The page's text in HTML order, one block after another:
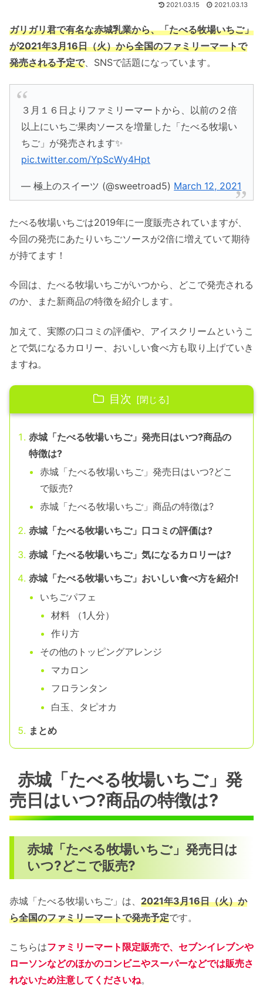
2021.03.15 2021.03.13
ガリガリ君で有名な赤城乳業から、「たべる牧場いちご」
が2021年3月16日（火）から全国のファミリーマートで
発売される予定で、SNSで話題になっています。
３月１６日よりファミリーマートから、以前の２倍
以上にいちご果肉ソースを増量した「たべる牧場い
ちご」が発売されます✨
pic.twitter.com/YpScWy4Hpt
— 極上のスイーツ (@sweetroad5) March 12, 2021
たべる牧場いちごは2019年に一度販売されていますが、
今回の発売にあたりいちごソースが2倍に増えていて期待
が持てます！
今回は、たべる牧場いちごがいつから、どこで発売される
のか、また新商品の特徴を紹介します。
加えて、実際の口コミの評価や、アイスクリームというこ
とで気になるカロリー、おいしい食べ方も取り上げていき
ますね。
目次
赤城「たべる牧場いちご」発売日はいつ?商品の
特徴は?
赤城「たべる牧場いちご」発売日はいつ?どこ
で販売?
赤城「たべる牧場いちご」商品の特徴は?
赤城「たべる牧場いちご」口コミの評価は?
赤城「たべる牧場いちご」気になるカロリーは?
赤城「たべる牧場いちご」おいしい食べ方を紹介!
いちごパフェ
材料 （1人分）
作り方
その他のトッピングアレンジ
マカロン
フロランタン
白玉、タピオカ
まとめ
赤城「たべる牧場いちご」発
売日はいつ?商品の特徴は?
赤城「たべる牧場いちご」発売日は
いつ?どこで販売?
赤城「たべる牧場いちご」は、 2021年3月16日（火）か
ら全国のファミリーマートで発売予定です。
こちらはファミリーマート限定販売で、セブンイレブンや
ローソンなどのほかのコンビニやスーパーなどでは販売さ
れないため注意してくださいね。